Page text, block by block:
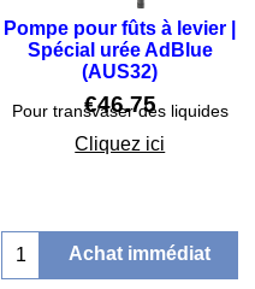
Pompe pour fûts à levier |
Spécial urée AdBlue
(AUS32)
€46.75
Pour transvaser des liquides
Cliquez ici
Achat immédiat